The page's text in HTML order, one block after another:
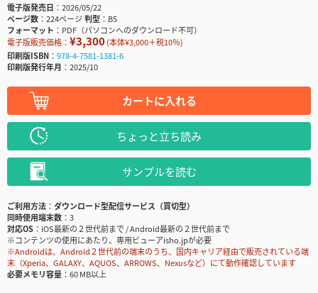
電子版発売日
2026/05/22
ページ数
224ページ判型
B5
フォーマット
PDF（パソコンへのダウンロード不可）
電子版販売価格： ¥3,300(本体¥3,000＋税10％)
印刷版ISBN
978-4-7581-1381-6
印刷版発行年月
2025/10
カートに入れる
ちょっと立ち読み
サンプルを読む
ご利用方法
ダウンロード型配信サービス（買切型）
同時使用端末数
3
対応OS
iOS最新の２世代前まで / Android最新の２世代前まで
※コンテンツの使用にあたり、専用ビューアisho.jpが必要
※Androidは、Android２世代前の端末のうち、国内キャリア経由で販売されている端
末（Xperia、GALAXY、AQUOS、ARROWS、Nexusなど）にて動作確認しています
必要メモリ容量
60 MB以上